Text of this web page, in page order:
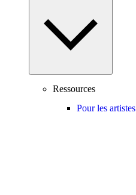
Ressources
Pour les artistes